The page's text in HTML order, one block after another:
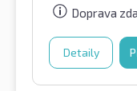
Doprava
Detaily